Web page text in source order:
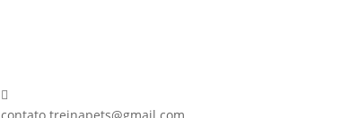
